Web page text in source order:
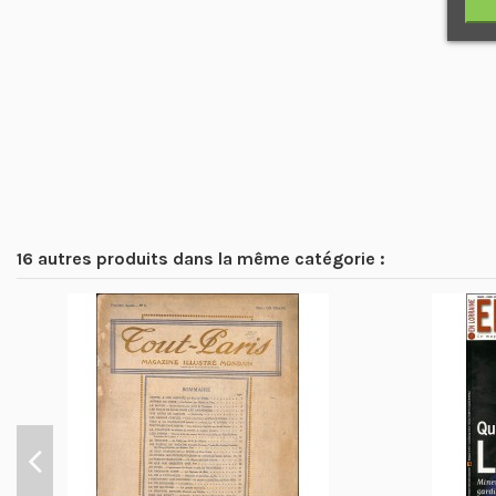
16 autres produits dans la même catégorie :